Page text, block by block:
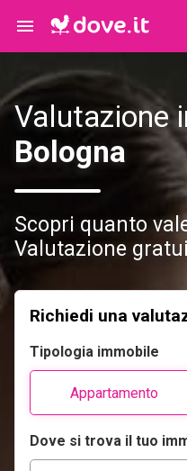
Valutazione
Bologna
Scopri quanto
Valutazione
Richiedi una
Tipologia immobile
Appartamento
Dove si trova il tuo